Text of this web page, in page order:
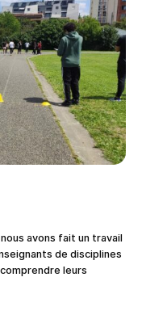
nous avons fait un travail
de disciplines
leurs